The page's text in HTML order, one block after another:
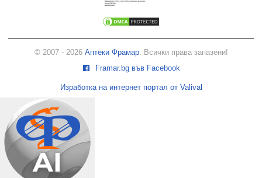
© 2007 - 2026 Аптеки Фрамар. Всички права запазени!
Framar.bg във Facebook
Изработка на интернет портал от Valival